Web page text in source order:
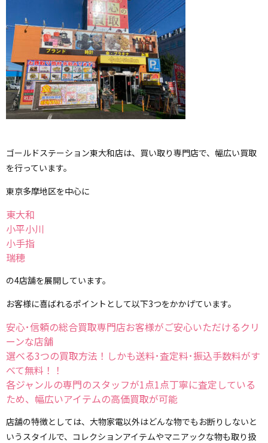
ゴールドステーション東大和店は、買い取り専門店で、幅広い買取
を行っています。
東京多摩地区を中心に
東大和
小平小川
小手指
瑞穂
の4店舗を展開しています。
お客様に喜ばれるポイントとして以下3つをかかげています。
安心･信頼の総合買取専門店お客様がご安心いただけるクリ
ーンな店舗
選べる3つの買取方法！しかも送料･査定料･振込手数料がす
べて無料！！
各ジャンルの専門のスタッフが1点1点丁寧に査定している
ため、幅広いアイテムの高価買取が可能
店舗の特徴としては、大物家電以外はどんな物でもお断りしないと
いうスタイルで、コレクションアイテムやマニアックな物も取り扱